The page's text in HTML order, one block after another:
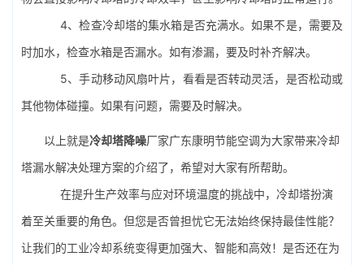
4、检查冷却塔的集水箱是否充满水。如果不是，需要及
时加水，检查水箱是否漏水。如有渗漏，要及时补齐解决。
5、手动移动风扇叶片，看看是否转动灵活，是否松动或
其他物体碰撞。如果有问题，需要及时解决。
以上就是冷却塔降噪厂家广东康明节能空调为大家带来冷却
塔漏水解决处理方案的介绍了，希望对大家有所帮助。
在提升生产效率与应对环境温度的挑战中，冷却塔扮演
着至关重要的角色。但您是否曾担忧它无法始终保持最佳性能？
让我们的工业冷却系统变得更加强大、智能和高效！是否还在为